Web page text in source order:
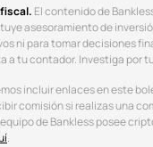
El contenido de
asesoramiento de
ni para tomar decisiones
a tu contador. Investiga por
incluir enlaces en este
comisión si realizas una
de Bankless posee
.